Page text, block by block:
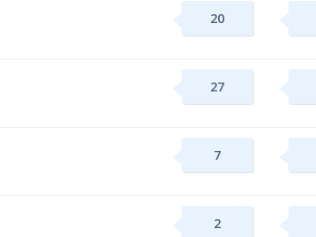
20
27
7
2